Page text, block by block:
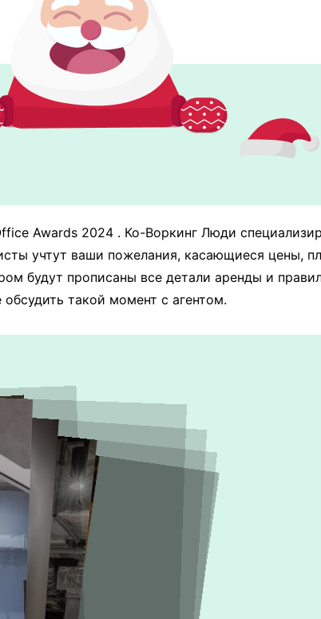
Awards 2024 . Ко-Воркинг Люди
учтут ваши пожелания, касающиеся цены,
будут прописаны все детали аренды и
такой момент с агентом.